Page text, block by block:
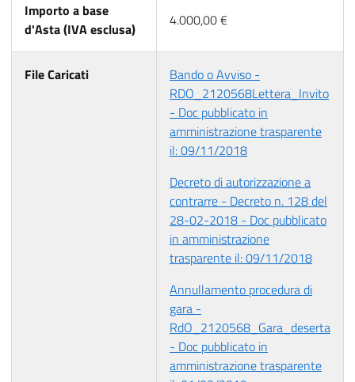
Importo a base
d'Asta (IVA esclusa)
4.000,00 €
File Caricati
Bando o Avviso -
RDO_2120568Lettera_Invito
- Doc pubblicato in
amministrazione trasparente
il: 09/11/2018
Decreto di autorizzazione a
contrarre - Decreto n. 128 del
28-02-2018 - Doc pubblicato
in amministrazione
trasparente il: 09/11/2018
Annullamento procedura di
gara -
RdO_2120568_Gara_deserta
- Doc pubblicato in
amministrazione trasparente